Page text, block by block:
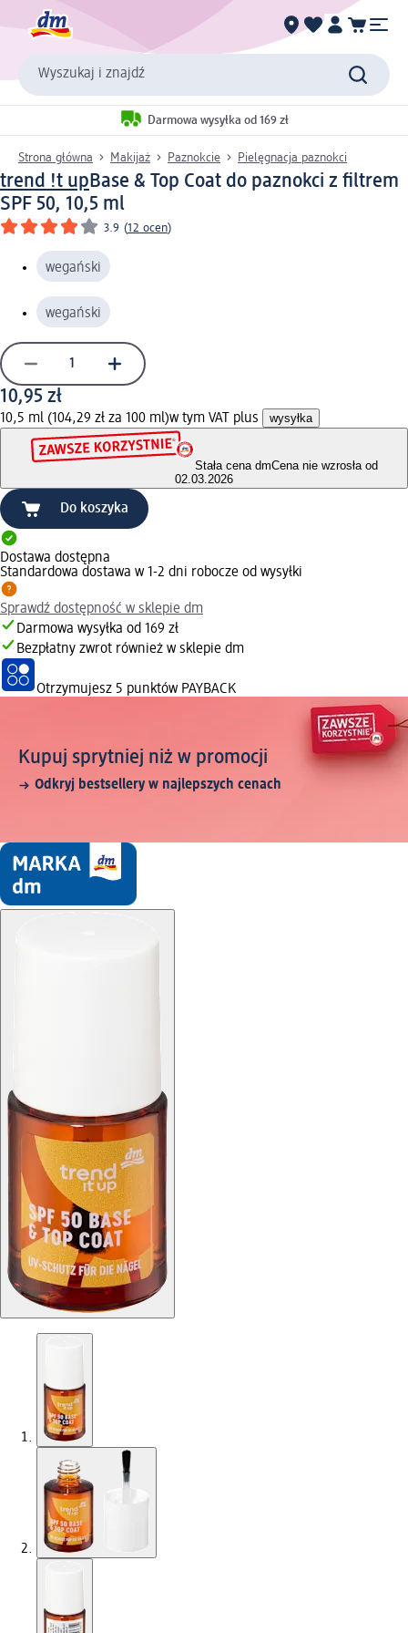
Wyszukaj i znajdź
Darmowa wysyłka od 169 zł
Strona główna Makijaż Paznokcie Pielęgnacja paznokci
trend !t upBase & Top Coat do paznokci z filtrem
SPF 50, 10,5 ml
3.9 (12 ocen)
wegański
wegański
10,95 zł
10,5 ml (104,29 zł za 100 ml)w tym VAT plus wysyłka
Stała cena dmCena nie wzrosła od
02.03.2026
Do koszyka
Dostawa dostępna
Standardowa dostawa w 1-2 dni robocze od wysyłki
Sprawdź dostępność w sklepie dm
Darmowa wysyłka od 169 zł
Bezpłatny zwrot również w sklepie dm
Otrzymujesz 5 punktów PAYBACK
Kupuj sprytniej niż w promocji
Odkryj bestsellery w najlepszych cenach